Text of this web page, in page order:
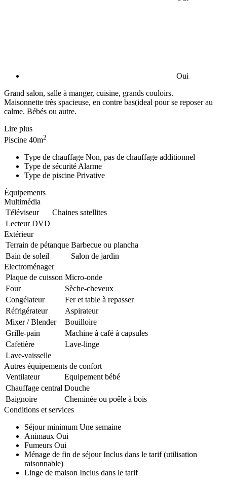
Oui
Grand salon, salle à manger, cuisine, grands couloirs.
Maisonnette très spacieuse, en contre bas(ideal pour se reposer au
calme. Bébés ou autre.
Lire plus
Piscine 40m2
Type de chauffage Non, pas de chauffage additionnel
Type de sécurité Alarme
Type de piscine Privative
Équipements
Multimédia
Téléviseur
Chaines satellites
Lecteur DVD
Extérieur
Terrain de pétanque Barbecue ou plancha
Bain de soleil
Salon de jardin
Electroménager
Plaque de cuisson Micro-onde
Four
Sèche-cheveux
Congélateur
Fer et table à repasser
Réfrigérateur
Aspirateur
Mixer / Blender
Bouilloire
Grille-pain
Machine à café à capsules
Cafetière
Lave-linge
Lave-vaisselle
Autres équipements de confort
Ventilateur
Equipement bébé
Chauffage central Douche
Baignoire
Cheminée ou poêle à bois
Conditions et services
Séjour minimum Une semaine
Animaux Oui
Fumeurs Oui
Ménage de fin de séjour Inclus dans le tarif (utilisation
raisonnable)
Linge de maison Inclus dans le tarif